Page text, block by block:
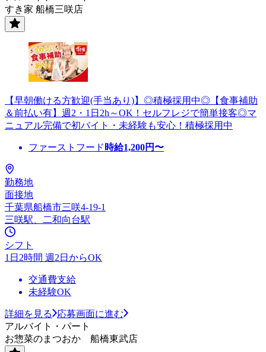
すき家 船橋三咲店
【早朝働ける方歓迎(手当あり)】◎積極採用中◎【食事補助
＆前払い有】週2・1日2h～OK！セルフレジで簡単接客◎マ
ニュアル完備で初バイト・未経験も安心！積極採用中
ファーストフード 時給1,200円〜
勤務地
面接地
千葉県船橋市三咲4-19-1
三咲駅、二和向台駅
シフト
1日2時間 週2日からOK
交通費支給
未経験OK
詳細を見る
応募画面に進む
アルバイト・パート
お惣菜のまつおか 船橋東武店